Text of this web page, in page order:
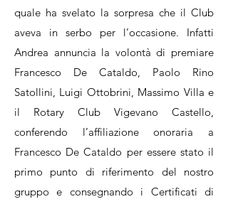
quale ha svelato la sorpresa che il Club
aveva in serbo per l’occasione. Infatti
Andrea annuncia la volontà di premiare
Francesco De Cataldo, Paolo Rino
Satollini, Luigi Ottobrini, Massimo Villa e
il Rotary Club Vigevano Castello,
conferendo l’affiliazione onoraria a
Francesco De Cataldo per essere stato il
primo punto di riferimento del nostro
gruppo e consegnando i Certificati di